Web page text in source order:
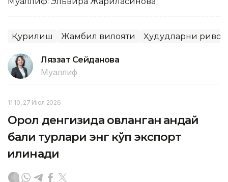
Қурилиш Жамбил вилояти Ҳудудларни
Ляззат Сейданова
Муаллиф
11:10, 27 Июл 2026
Орол денгизида овланган қандай
балиқ турлари энг кўп экспорт
қилинади